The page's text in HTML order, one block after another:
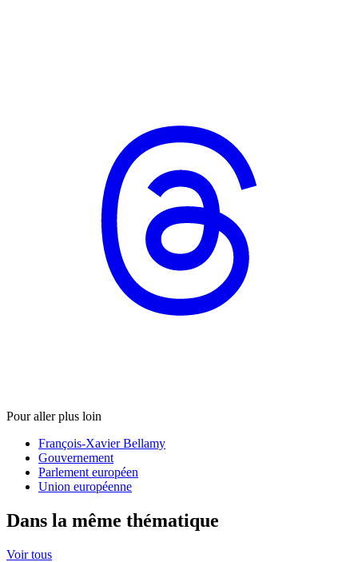
Pour aller plus loin
François-Xavier Bellamy
Gouvernement
Parlement européen
Union européenne
Dans la même thématique
Voir tous